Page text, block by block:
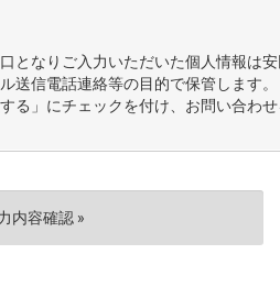
となりご入力いただいた個人情報は
送信電話連絡等の目的で保管します
る」にチェックを付け、お問い合わ